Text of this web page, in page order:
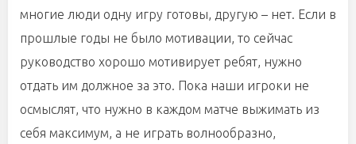
многие люди одну игру готовы, другую – нет. Если в
прошлые годы не было мотивации, то сейчас
руководство хорошо мотивирует ребят, нужно
отдать им должное за это. Пока наши игроки не
осмыслят, что нужно в каждом матче выжимать из
себя максимум, а не играть волнообразно,